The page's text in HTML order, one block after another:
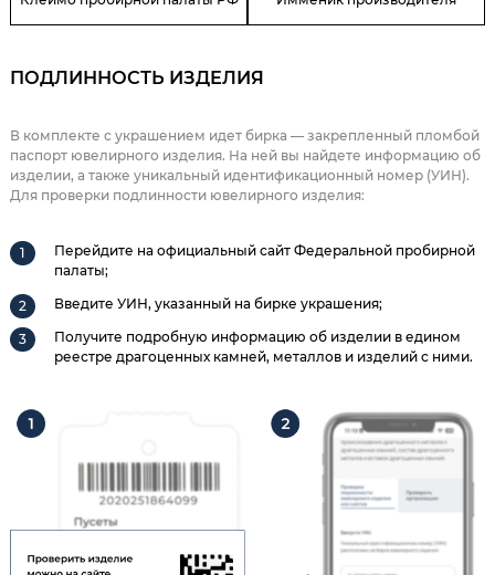
ПОДЛИННОСТЬ ИЗДЕЛИЯ
В комплекте с украшением идет бирка — закрепленный пломбой
паспорт ювелирного изделия. На ней вы найдете информацию об
изделии, а также уникальный идентификационный номер (УИН).
Для проверки подлинности ювелирного изделия:
Перейдите на официальный сайт Федеральной пробирной
палаты;
Введите УИН, указанный на бирке украшения;
Получите подробную информацию об изделии в едином
реестре драгоценных камней, металлов и изделий с ними.